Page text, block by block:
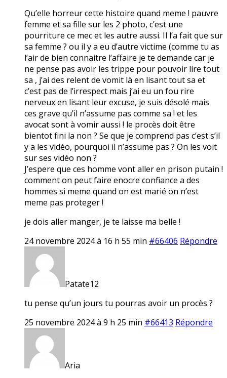
Qu’elle horreur cette histoire quand meme ! pauvre
femme et sa fille sur les 2 photo, c’est une
pourriture ce mec et les autre aussi. Il l’a fait que sur
sa femme ? ou il y a eu d’autre victime (comme tu as
l’air de bien connaitre l’affaire je te demande car je
ne pense pas avoir les trippe pour pouvoir lire tout
sa , j’ai des relent de vomit là en lisant tout sa et
c’est pas de l’irrespect mais j’ai eu un fou rire
nerveux en lisant leur excuse, je suis désolé mais
ces grave qu’il n’assume pas comme sa ! et les
avocat sont à vomir aussi ! le procès doit être
bientot fini la non ? Se que je comprend pas c’est s’il
y a les vidéo, pourquoi il n’assume pas ? On les voit
sur ses vidéo non ?
J’espere que ces homme vont aller en prison putain !
comment on peut faire enocre confiance a des
hommes si meme quand on est marié on n’est
meme pas proteger !
je dois aller manger, je te laisse ma belle !
24 novembre 2024 à 16 h 55 min #66406 Répondre
Patate12
tu pense qu’un jours tu pourras avoir un procès ?
25 novembre 2024 à 9 h 25 min #66413 Répondre
Aria